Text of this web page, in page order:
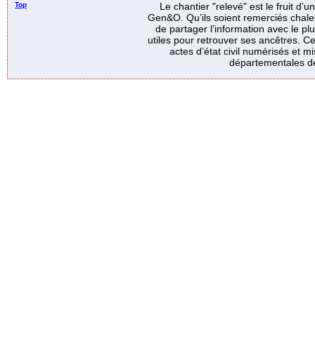
Top
Le chantier "relevé" est le fruit
Gen&O. Qu’ils soient remerciés
de partager l’information avec le
utiles pour retrouver ses ancêtres.
actes d’état civil numérisés et
départementales